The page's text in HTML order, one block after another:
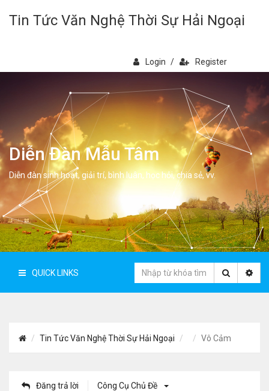
Tin Tức Văn Nghệ Thời Sự Hải Ngoại
Login / Register
Diễn Đàn Mẫu Tâm
Diễn đàn sinh hoạt, giải trí, bình luân, học hỏi, chia sẻ, vv.
QUICK LINKS
Tin Tức Văn Nghệ Thời Sự Hải Ngoại Vô Cảm
Đăng trả lời Công Cụ Chủ Đề